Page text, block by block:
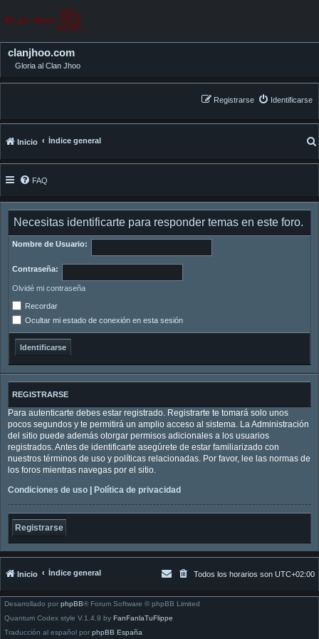
clanjhoo.com
Gloria al Clan Jhoo
Identificarse
Registrarse
Inicio Índice general
FAQ
Necesitas identificarte para responder temas en este foro.
Nombre de Usuario:
Contraseña:
Olvidé mi contraseña
Recordar
Ocultar mi estado de conexión en esta sesión
REGISTRARSE
Para autenticarte debes estar registrado. Registrarte te tomará solo unos
pocos segundos y te permitirá un amplio acceso al sistema. La Administración
del sitio puede además otorgar permisos adicionales a los usuarios
registrados. Antes de identificarte asegúrete de estar familiarizado con
nuestros términos de uso y políticas relacionadas. Por favor, lee las normas de
los foros mientras navegas por el sitio.
Condiciones de uso
Política de privacidad
Registrarse
Inicio Índice general Todos los horarios son UTC+02:00
Desarrollado por phpBB® Forum Software © phpBB Limited
Quantum Codex style V.1.4.9 by FanFanlaTuFlippe
Traducción al español por phpBB España